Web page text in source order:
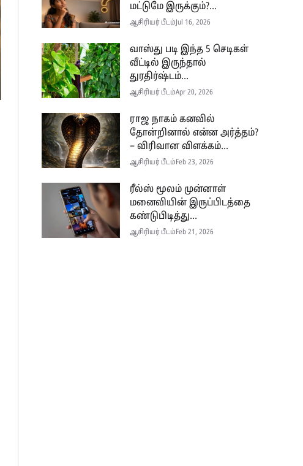
மட்டுமே இருக்கும்?...
ஆசிரியர் பீடம் Jul 16, 2026
வாஸ்து படி இந்த 5 செடிகள்
வீட்டில் இருந்தால்
துரதிர்ஷ்டம்...
ஆசிரியர் பீடம்Apr 20, 2026
ராஜ நாகம் கனவில்
தோன்றினால் என்ன அர்த்தம்?
– விரிவான விளக்கம்...
ஆசிரியர் பீடம்Feb 23, 2026
ரீல்ஸ் மூலம் முன்னாள்
மனைவியின் இருப்பிடத்தை
கண்டுபிடித்து...
ஆசிரியர் பீடம்Feb 21, 2026